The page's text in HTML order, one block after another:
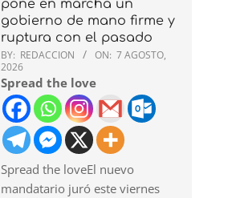
pone en marcha un
gobierno de mano firme y
ruptura con el pasado
BY: REDACCION ON: 7 AGOSTO,
2026
Spread the love
Spread the loveEl nuevo
mandatario juró este viernes